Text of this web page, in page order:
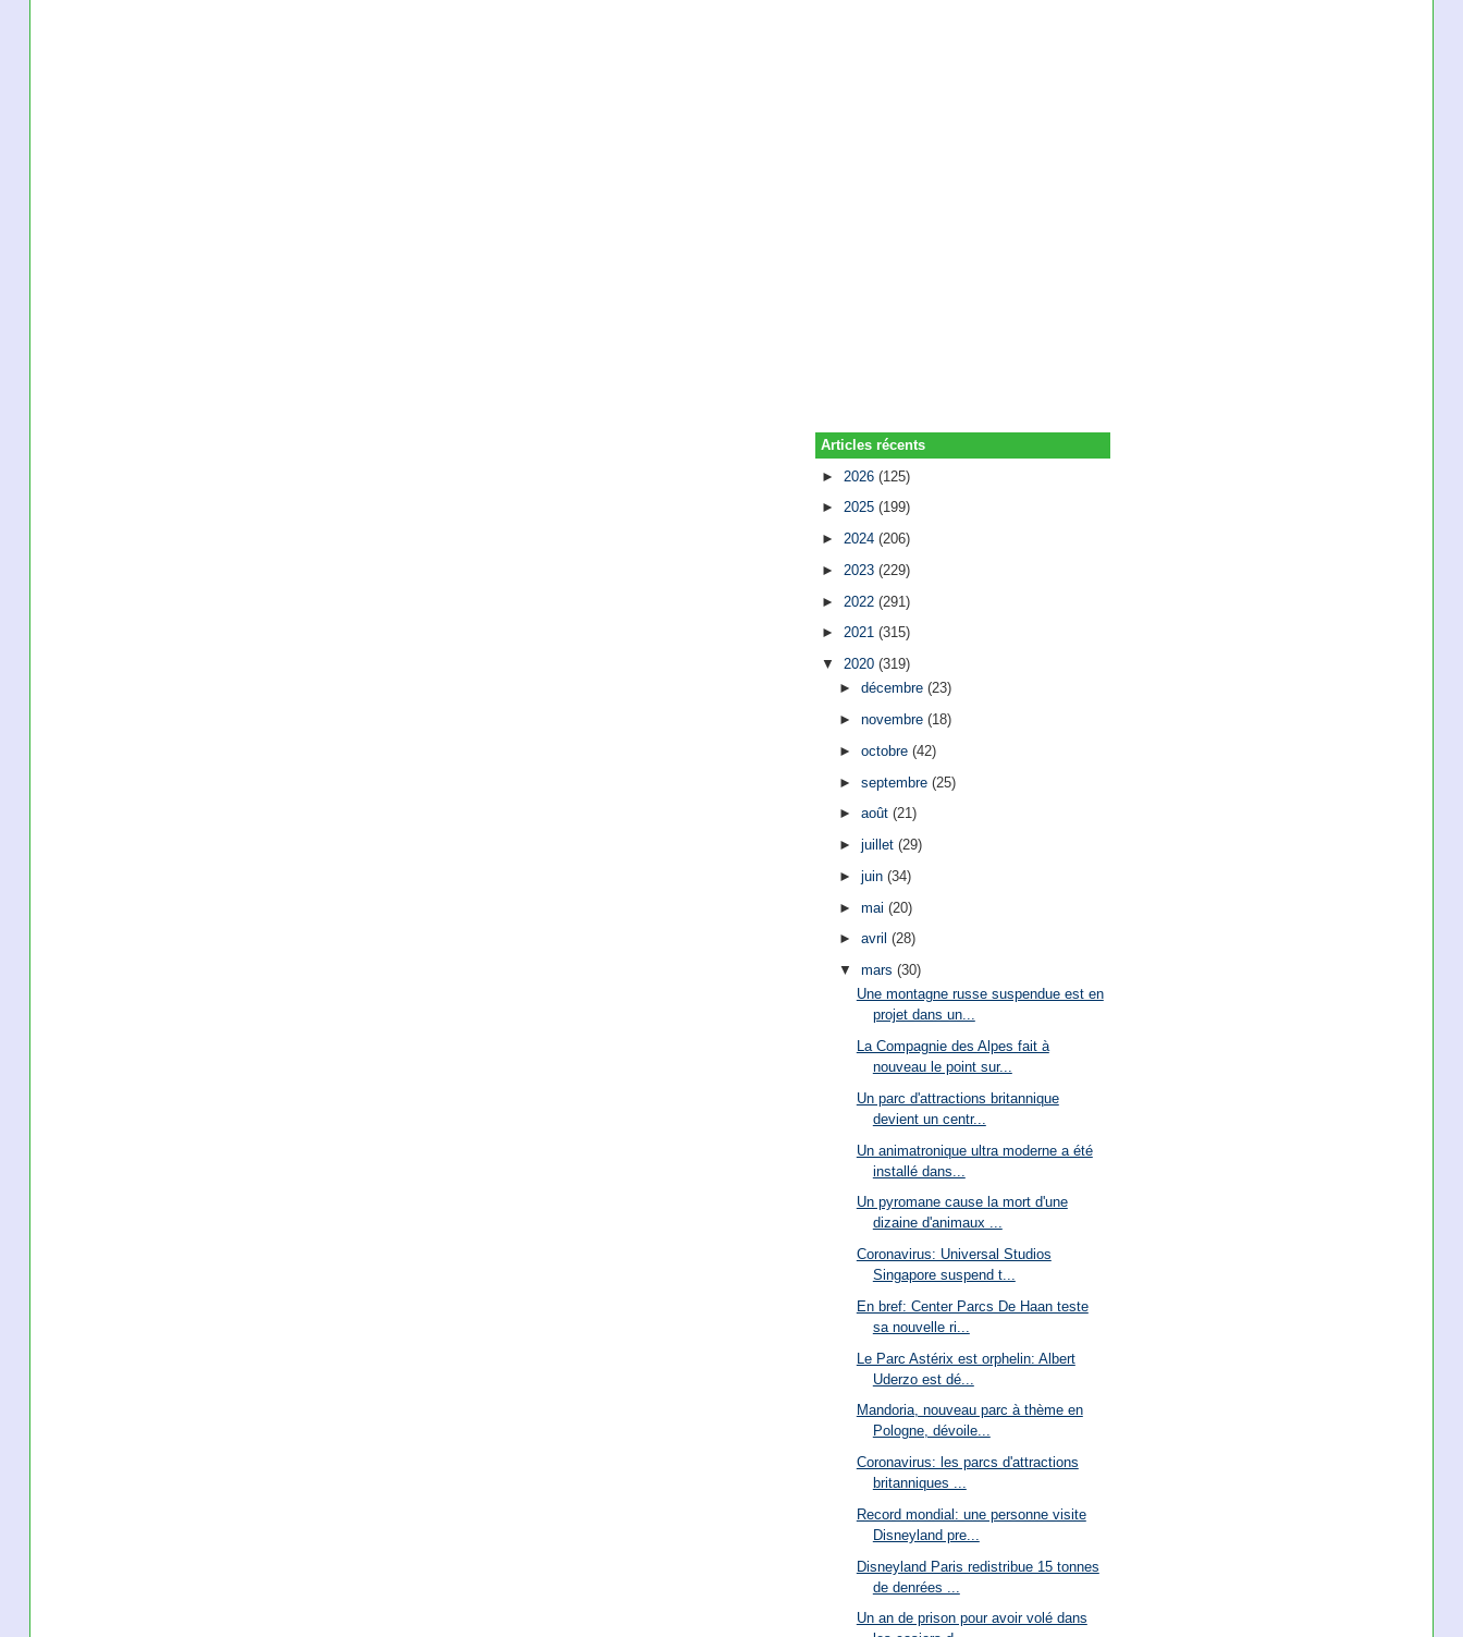
Articles récents
► 2026(125)
►2025(199)
►2024(206)
► 2023(229)
► 2022(291)
►2021(315)
▼2020(319)
► décembre (23)
► novembre (18)
► octobre (42)
► septembre (25)
► août (21)
► juillet (29)
► juin (34)
► mai (20)
► avril (28)
▼ mars (30)
Une montagne russe suspendue est en
projet dans un...
La Compagnie des Alpes fait à
nouveau le point sur...
Un parc d'attractions britannique
devient un centr...
Un animatronique ultra moderne a été
installé dans...
Un pyromane cause la mort d'une
dizaine d'animaux ...
Coronavirus: Universal Studios
Singapore suspend t...
En bref: Center Parcs De Haan teste
sa nouvelle ri...
Le Parc Astérix est orphelin: Albert
Uderzo est dé...
Mandoria, nouveau parc à thème en
Pologne, dévoile...
Coronavirus: les parcs d'attractions
britanniques ...
Record mondial: une personne visite
Disneyland pre...
Disneyland Paris redistribue 15 tonnes
de denrées ...
Un an de prison pour avoir volé dans